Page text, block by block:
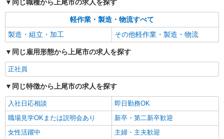
し）
キープ 詳細を見る
派遣社員
日研トータルソーシング株式会社（お仕事No.4A731）
大型車両の組立・エンジン部品の加工等
円以上可 162.67H＋残業2375円×30H
埼玉県上尾市
キープ 詳細を見る
派遣社員
同じ職種から上尾市の求人を探す
軽作業・製造・物流すべて
製造・組立・加工
その他軽作業・製造・物流
同じ雇用形態から上尾市の求人を探す
正社員
同じ特徴から上尾市の求人を探す
入社日応相談
即日勤務OK
職場見学OKまたは説明会あり
新卒・第二新卒歓迎
女性活躍中
主婦・主夫歓迎